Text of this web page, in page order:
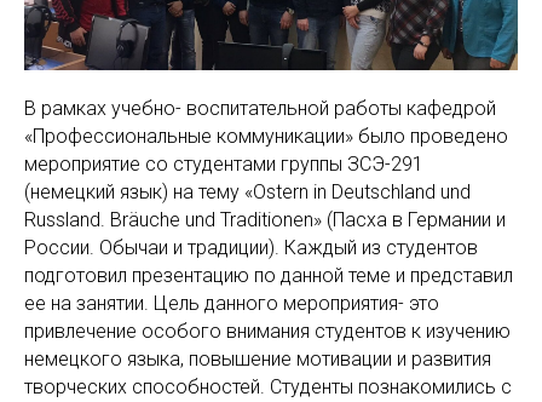
В рамках учебно- воспитательной работы кафедрой
«Профессиональные коммуникации» было проведено
мероприятие со студентами группы ЗСЭ-291
(немецкий язык) на тему «Ostern in Deutschland und
Russland. Bräuche und Traditionen» (Пасха в Германии и
России. Обычаи и традиции). Каждый из студентов
подготовил презентацию по данной теме и представил
ее на занятии. Цель данного мероприятия- это
привлечение особого внимания студентов к изучению
немецкого языка, повышение мотивации и развития
творческих способностей. Студенты познакомились с